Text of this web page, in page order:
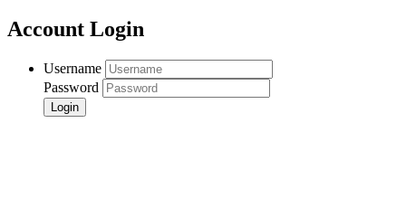
Account Login
Username
Password